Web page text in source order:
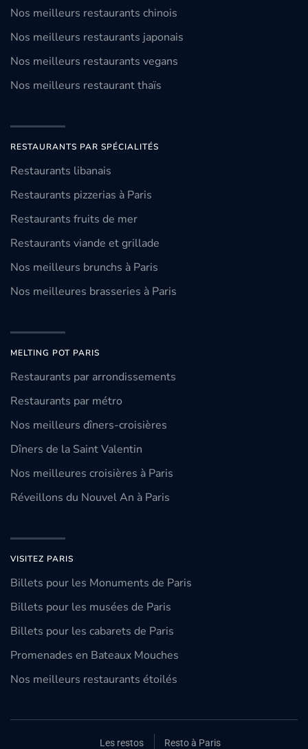
Nos meilleurs restaurants chinois
Nos meilleurs restaurants japonais
Nos meilleurs restaurants vegans
Nos meilleurs restaurant thaïs
RESTAURANTS PAR SPÉCIALITÉS
Restaurants libanais
Restaurants pizzerias à Paris
Restaurants fruits de mer
Restaurants viande et grillade
Nos meilleurs brunchs à Paris
Nos meilleures brasseries à Paris
MELTING POT PARIS
Restaurants par arrondissements
Restaurants par métro
Nos meilleurs dîners-croisières
Dîners de la Saint Valentin
Nos meilleures croisières à Paris
Réveillons du Nouvel An à Paris
VISITEZ PARIS
Billets pour les Monuments de Paris
Billets pour les musées de Paris
Billets pour les cabarets de Paris
Promenades en Bateaux Mouches
Nos meilleurs restaurants étoilés
Les restos Resto à Paris